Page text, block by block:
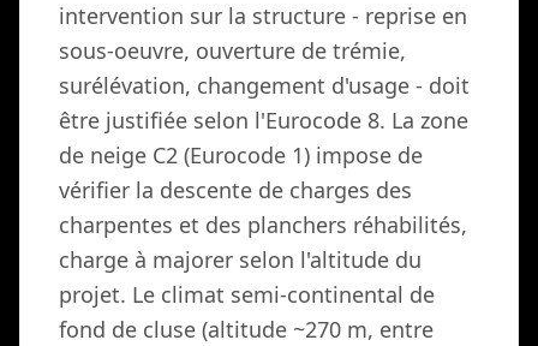
intervention sur la structure - reprise en
sous-oeuvre, ouverture de trémie,
surélévation, changement d'usage - doit
être justifiée selon l'Eurocode 8. La zone
de neige C2 (Eurocode 1) impose de
vérifier la descente de charges des
charpentes et des planchers réhabilités,
charge à majorer selon l'altitude du
projet. Le climat semi-continental de
fond de cluse (altitude ~270 m, entre